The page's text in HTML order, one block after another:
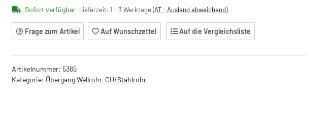
Sofort verfügbar Lieferzeit: 1 - 3 Werktage (AT - Ausland abweichend)
Frage zum Artikel Auf Wunschzettel Auf die Vergleichsliste
Artikelnummer: 5365
Kategorie: Übergang Wellrohr-CU/Stahlrohr